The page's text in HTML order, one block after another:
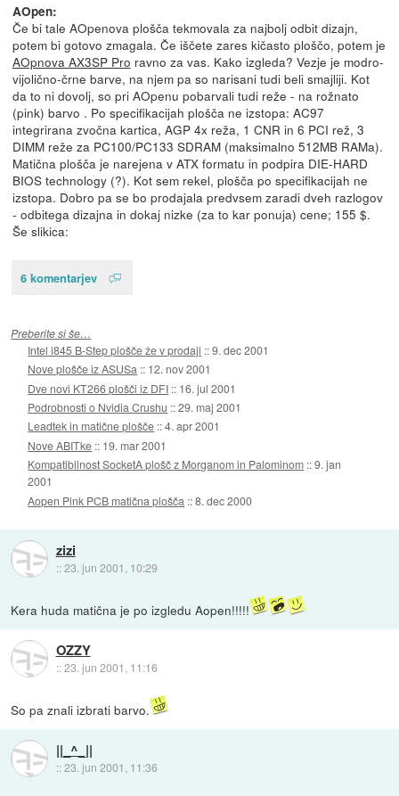
AOpen:
Če bi tale AOpenova plošča tekmovala za najbolj odbit dizajn,
potem bi gotovo zmagala. Če iščete zares kičasto ploščo, potem je
AOpnova AX3SP Pro ravno za vas. Kako izgleda? Vezje je modro-
vijolično-črne barve, na njem pa so narisani tudi beli smajliji. Kot
da to ni dovolj, so pri AOpenu pobarvali tudi reže - na rožnato
(pink) barvo . Po specifikacijah plošča ne izstopa: AC97
integrirana zvočna kartica, AGP 4x reža, 1 CNR in 6 PCI rež, 3
DIMM reže za PC100/PC133 SDRAM (maksimalno 512MB RAMa).
Matična plošča je narejena v ATX formatu in podpira DIE-HARD
BIOS technology (?). Kot sem rekel, plošča po specifikacijah ne
izstopa. Dobro pa se bo prodajala predvsem zaradi dveh razlogov
- odbitega dizajna in dokaj nizke (za to kar ponuja) cene; 155 $.
Še slikica:
6 komentarjev
Preberite si še…
Intel i845 B-Step plošče že v prodaji ::9. dec 2001
Nove plošče iz ASUSa :: 12. nov 2001
Dve novi KT266 plošči iz DFI :: 16. jul 2001
Podrobnosti o Nvidia Crushu ::29. maj 2001
Leadtek in matične plošče ::4. apr 2001
Nove ABITke :: 19. mar 2001
Kompatibilnost SocketA plošč z Morganom in Palominom ::9. jan
2001
Aopen Pink PCB matična plošča ::8. dec 2000
zizi
::23. jun 2001, 10:29
Kera huda matična je po izgledu Aopen!!!!!
OZZY
::23. jun 2001, 11:16
So pa znali izbrati barvo.
||_^_||
::23. jun 2001, 11:36